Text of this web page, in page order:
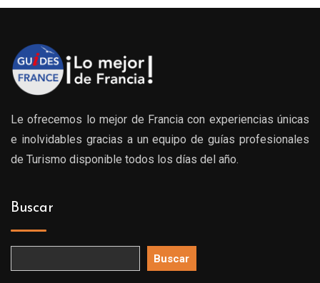
Le ofrecemos lo mejor de Francia con experiencias únicas
e inolvidables gracias a un equipo de guías profesionales
de Turismo disponible todos los días del año.
Buscar
Buscar